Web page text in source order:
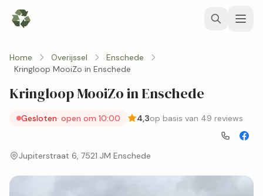
Home Overijssel
Enschede
Kringloop MooiZo in Enschede
Kringloop MooiZo in Enschede
Gesloten· open om 10:00 4,3op basis van 49 reviews
Jupiterstraat 6, 7521 JM Enschede